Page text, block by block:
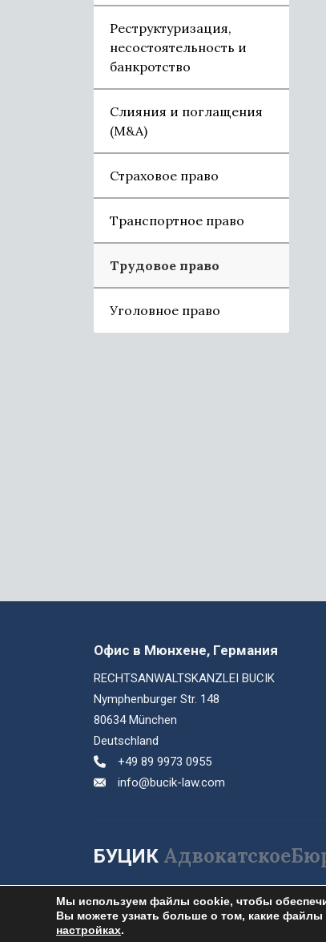
Реструктуризация,
несостоятельность и
банкротство
Слияния и поглащения
(M&A)
Страховое право
Транспортное право
Трудовое право
Уголовное право
Офис в Мюнхене, Германия
RECHTSANWALTSKANZLEI BUCIK
Nymphenburger Str. 148
80634 München
Deutschland
+49 89 9973 0955
info@bucik-law.com
БУЦИК
2026 © Адвокатское бюро Буцик. Все права
Мы используем файлы cookie, чтобы
Вы можете узнать больше о том, какие
настройках.